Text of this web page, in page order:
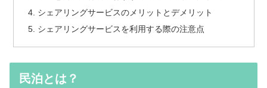
シェアリングサービスのメリットとデメリット
シェアリングサービスを利用する際の注意点
民泊とは？